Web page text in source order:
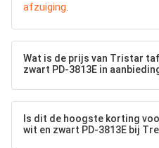
afzuiging.
Wat is de prijs van Tristar
zwart PD-3813E in
Is dit de hoogste korting
wit en zwart PD-3813E bij